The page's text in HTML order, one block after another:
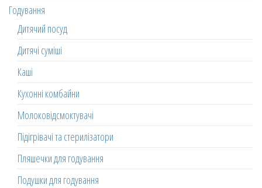
Годування
Дитячий посуд
Дитячі суміші
Каші
Кухонні комбайни
Молоковідсмоктувачі
Підігрівачі та стерилізатори
Пляшечки для годування
Подушки для годування